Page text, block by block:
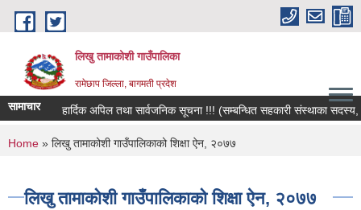
Skip to main content
लिखु तामाकोशी गाउँपालिका
रामेछाप जिल्ला, बागमती प्रदेश
सामाचारहार्दिक अपिल तथा सार्वजनिक सूचना !!! (सम्बन्धित सहकारी संस्थाका सदस्य,
You are here
Home » लिखु तामाकोशी गाउँपालिकाको शिक्षा ऐन, २०७७
लिखु तामाकोशी गाउँपालिकाको शिक्षा ऐन, २०७७